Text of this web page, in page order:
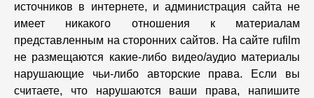
источников в интернете, и администрация сайта не
имеет никакого отношения к материалам
представленным на сторонних сайтов. На сайте rufilm
не размещаются какие-либо видео/аудио материалы
нарушающие чьи-либо авторские права. Если вы
считаете, что нарушаются ваши права, напишите